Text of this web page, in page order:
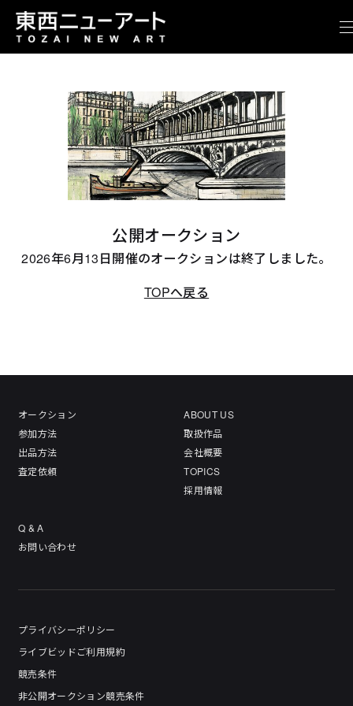
公開オークション
2026年6月13日開催のオークションは終了しました。
TOPへ戻る
オークション
参加方法
出品方法
査定依頼
ABOUT US
取扱作品
会社概要
TOPICS
採用情報
Q & A
お問い合わせ
プライバシーポリシー
ライブビッドご利用規約
競売条件
非公開オークション競売条件